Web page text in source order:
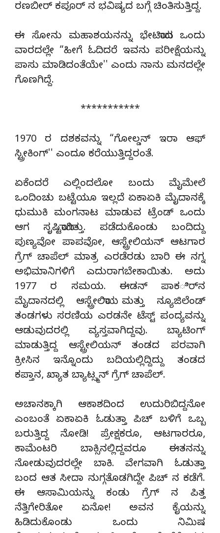
ರಣಬೀರ್ ಕಪೂರ್ ನ ಭವಿಷ್ಯದ ಬಗ್ಗೆ ಚಿಂತಿಸುತ್ತಿದ್ದ.
ಈ ಸೋನು ಮಹಾಶಯನನ್ನು ಭೇಟಿಯಾದ ಒಂದು
ವಾರದಲ್ಲೇ “ಹೀಗೆ ಓದಿದರೆ ಇವನು ಪರೀಕ್ಷೆಯನ್ನು
ಪಾಸು ಮಾಡಿದಂತೆಯೇ'' ಎಂದು ನಾನು ಮನದಲ್ಲೇ
ಗೊಣಗಿದ್ದೆ.
***********
1970 ರ ದಶಕವನ್ನು “ಗೋಲ್ಡನ್ ಇರಾ ಆಫ್
ಸ್ಟ್ರೀಕಿಂಗ್'' ಎಂದೂ ಕರೆಯುತ್ತಿದ್ದರಂತೆ.
ಏಕೆಂದರೆ ಎಲ್ಲಿಂದಲೋ ಬಂದು ಮೈಮೇಲೆ
ಒಂದಿಂಚು ಬಟ್ಟೆಯೂ ಇಲ್ಲದೆ ಏಕಾಏಕಿ ಮೈದಾನಕ್ಕೆ
ಧುಮುಕಿ ಮಂಗನಾಟ ಮಾಡುವ ಟ್ರೆಂಡ್ ಒಂದು
ಆಗ ಸೃಷ್ಟಿಯಾಗಿತ್ತು. ಪಡೆದುಕೊಂಡು ಬಂದಿದ್ದು
ಪುಣ್ಯವೋ ಪಾಪವೋ, ಆಸ್ಟ್ರೇಲಿಯನ್ ಆಟಗಾರ
ಗ್ರೆಗ್ ಚಾಪೆಲ್ ಮಾತ್ರ ಎರಡೆರಡು ಬಾರಿ ಈ ನಗ್ನ
ಅಭಿಮಾನಿಗಳಿಗೆ ಎದುರಾಗಬೇಕಾಯಿತು. ಅದು
1977 ರ ಸಮಯ. ಈಡನ್ ಪಾಕರ್ಿನ
ಮೈದಾನದಲ್ಲಿ ಆಸ್ಟ್ರೇಲಿಯಾ ಮತ್ತು ನ್ಯೂಜಿಲೆಂಡ್
ತಂಡಗಳು ಸರಣಿಯ ಎರಡನೇ ಟೆಸ್ಟ್ ಪಂದ್ಯವನ್ನು
ಆಡುವುದರಲ್ಲಿ ವ್ಯಸ್ತವಾಗಿದ್ದವು. ಬ್ಯಾಟಿಂಗ್
ಮಾಡುತ್ತಿದ್ದ ಆಸ್ಟ್ರೇಲಿಯನ್ ತಂಡದ ಪರವಾಗಿ
ಕ್ರೀಸಿನ ಇನ್ನೊಂದು ಬದಿಯಲ್ಲಿದ್ದಿದ್ದು ತಂಡದ
ಕಪ್ತಾನ, ಖ್ಯಾತ ಬ್ಯಾಟ್ಸ್ಮನ್ ಗ್ರೆಗ್ ಚಾಪೆಲ್.
ಅಚಾನಕ್ಕಾಗಿ ಆಕಾಶದಿಂದ ಉದುರಿಬಿದ್ದನೋ
ಎಂಬಂತೆ ಏಕಾಏಕಿ ಓಡುತ್ತಾ ಪಿಚ್ ಬಳಿಗೆ ಒಬ್ಬ
ಬರುತ್ತಿದ್ದ ನೋಡಿ! ಪ್ರೇಕ್ಷಕರೂ, ಆಟಗಾರರೂ,
ಕಾಮೆಂಟರಿ ಬಾಕ್ಸಿನಲ್ಲಿದ್ದವರೂ ಈತನನ್ನು
ನೋಡುವುದರಲ್ಲೇ ಬಾಕಿ. ವೇಗವಾಗಿ ಓಡುತ್ತಾ
ಬಂದ ಆತ ಸೀದಾ ನುಗ್ಗತೊಡಗಿದ್ದೇ ಪಿಚ್ ನ ಕಡೆಗೆ.
ಈ ಆಸಾಮಿಯನ್ನು ಕಂಡು ಗ್ರೆಗ್ ನ ಪಿತ್ತ
ನೆತ್ತಿಗೇರಿತೋ ಏನೋ! ಅವನ ಕೈಯನ್ನು
ಹಿಡಿದುಕೊಂಡು ಒಂದು ನಿಮಿಷ